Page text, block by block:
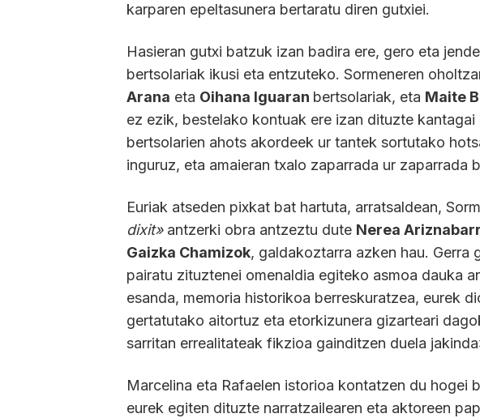
karparen epeltasunera bertaratu diren gutxiei.
Hasieran gutxi batzuk izan badira ere, gero eta
bertsolariak ikusi eta entzuteko. Sormeneren
Arana eta Oihana Iguaran bertsolariak, eta Maite
ez ezik, bestelako kontuak ere izan dituzte
bertsolarien ahots akordeek ur tantek sortutako
inguruz, eta amaieran txalo zaparrada ur zaparrada
Euriak atseden pixkat bat hartuta, arratsaldean,
dixit» antzerki obra antzeztu dute Nerea
Gaizka Chamizok, galdakoztarra azken hau. Gerra
pairatu zituztenei omenaldia egiteko asmoa dauka
esanda, memoria historikoa berreskuratzea, eurek
gertatutako aitortuz eta etorkizunera gizarteari
sarritan errealitateak fikzioa gainditzen duela
Marcelina eta Rafaelen istorioa kontatzen du hogei
eurek egiten dituzte narratzailearen eta aktoreen